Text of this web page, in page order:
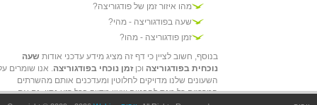
מהו איזור זמן של פודגוריצה?
שעה בפודגוריצה - מהי?
זמן פודגוריצה - מהו?
בנוסף, חשוב לציין כי דף זה מציג מידע עדכני אודות שעה
נוכחית בפודגוריצה וכןזמן נוכחי בפודגוריצה. אנו שומרים
השעונים שלנו מדויקים לחלוטין ומעדכנים אותם מהשרתים
המרכזים כל מנת להבטיח שעון מדויק בכל רגע נתון, גם אם